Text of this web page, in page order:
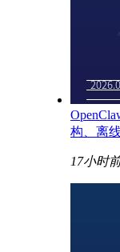
构、离
17小时